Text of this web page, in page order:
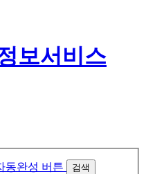
검색